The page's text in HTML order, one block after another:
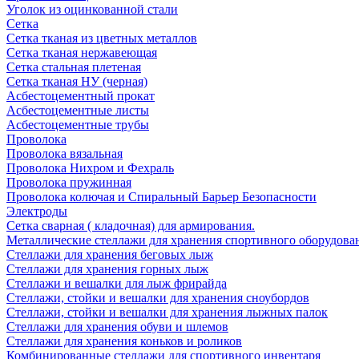
Уголок из оцинкованной стали
Сетка
Сетка тканая из цветных металлов
Сетка тканая нержавеющая
Сетка стальная плетеная
Сетка тканая НУ (черная)
Асбестоцементный прокат
Асбестоцементные листы
Асбестоцементные трубы
Проволока
Проволока вязальная
Проволока Нихром и Фехраль
Проволока пружинная
Проволока колючая и Спиральный Барьер Безопасности
Электроды
Сетка сварная ( кладочная) для армирования.
Металлические стеллажи для хранения спортивного
Стеллажи для хранения беговых лыж
Стеллажи для хранения горных лыж
Стеллажи и вешалки для лыж фрирайда
Стеллажи, стойки и вешалки для хранения сноубордов
Стеллажи, стойки и вешалки для хранения лыжных палок
Стеллажи для хранения обуви и шлемов
Стеллажи для хранения коньков и роликов
Комбинированные стеллажи для спортивного инвентаря